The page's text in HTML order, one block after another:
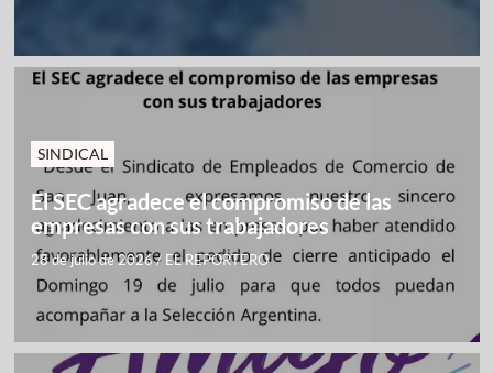
SINDICAL
El SEC agradece el compromiso de las
empresas con sus trabajadores
28 de julio de 2026/ EL REPORTERO